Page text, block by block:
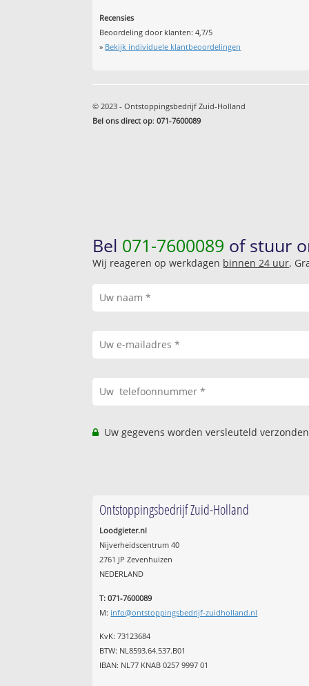
Recensies
Beoordeling door klanten:4,7/5
» Bekijk individuele klantbeoordelingen
© 2023 - Ontstoppingsbedrijf Zuid-Holland
Bel ons direct op:071-7600089
Bel 071-7600089 of stuur
Wij reageren op werkdagen binnen 24 uur.
Uw gegevens worden versleuteld
Ontstoppingsbedrijf Zuid-Holland
Loodgieter.nl
Nijverheidscentrum 40
2761 JP Zevenhuizen
NEDERLAND
T: 071-7600089
M: info@ontstoppingsbedrijf-zuidholland.nl
KvK: 73123684
BTW: NL8593.64.537.B01
IBAN: NL77 KNAB 0257 9997 01